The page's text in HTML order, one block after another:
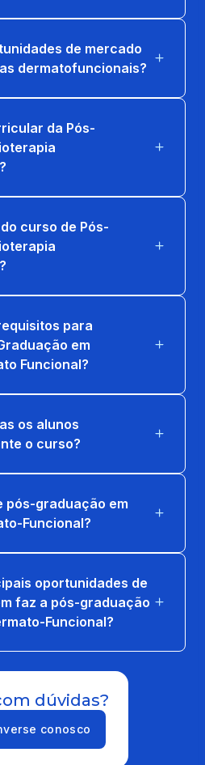
de mercado
dermatofuncionais?
da Pós-
curso de Pós-
para
em
Funcional?
os alunos
o curso?
pós-graduação em
Funcional?
oportunidades de
faz a pós-graduação
Funcional?
dúvidas?
conosco